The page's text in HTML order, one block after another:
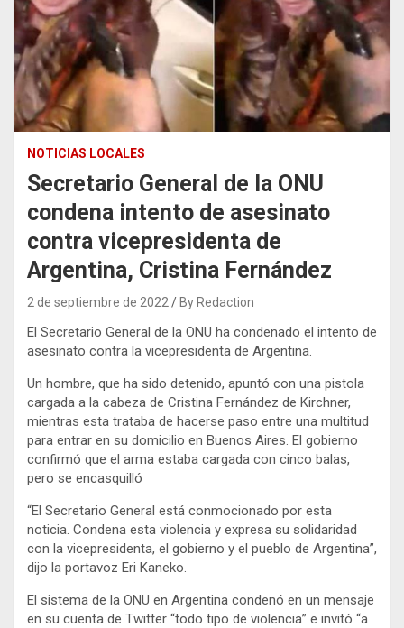
NOTICIAS LOCALES
Secretario General de la ONU
condena intento de asesinato
contra vicepresidenta de
Argentina, Cristina Fernández
2 de septiembre de 2022 By Redaction
El Secretario General de la ONU ha condenado el intento de
asesinato contra la vicepresidenta de Argentina.
Un hombre, que ha sido detenido, apuntó con una pistola
cargada a la cabeza de Cristina Fernández de Kirchner,
mientras esta trataba de hacerse paso entre una multitud
para entrar en su domicilio en Buenos Aires. El gobierno
confirmó que el arma estaba cargada con cinco balas,
pero se encasquilló
“El Secretario General está conmocionado por esta
noticia. Condena esta violencia y expresa su solidaridad
con la vicepresidenta, el gobierno y el pueblo de Argentina”,
dijo la portavoz Eri Kaneko.
El sistema de la ONU en Argentina condenó en un mensaje
en su cuenta de Twitter “todo tipo de violencia” e invitó “a